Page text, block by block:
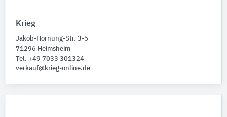
Krieg
Jakob-Hornung-Str. 3-5
71296 Heimsheim
Tel. +49 7033 301324
verkauf@krieg-online.de